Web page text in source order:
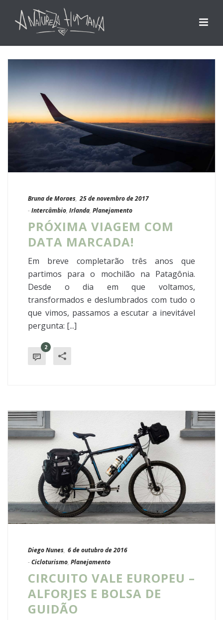
Bruna de Moraes, 25 de novembro de 2017
- Intercâmbio, Irlanda, Planejamento
PRÓXIMA VIAGEM COM
DATA MARCADA!
Em breve completarão três anos que
partimos para o mochilão na Patagônia.
Desde o dia em que voltamos,
transformados e deslumbrados com tudo o
que vimos, passamos a escutar a inevitável
pergunta: [...]
2
Diego Nunes, 6 de outubro de 2016
- Cicloturismo, Planejamento
CIRCUITO VALE EUROPEU –
ALFORJES E BOLSA DE
GUIDÃO